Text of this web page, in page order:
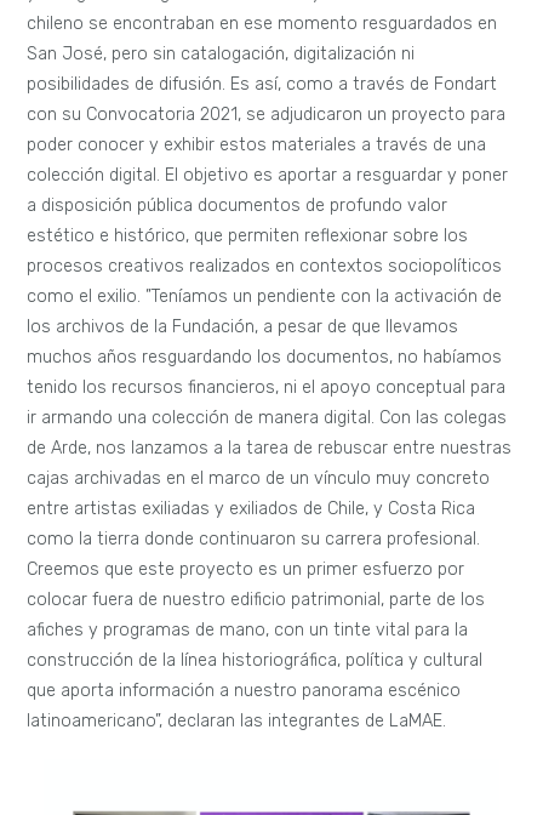
chileno se encontraban en ese momento resguardados en
San José, pero sin catalogación, digitalización ni
posibilidades de difusión. Es así, como a través de Fondart
con su Convocatoria 2021, se adjudicaron un proyecto para
poder conocer y exhibir estos materiales a través de una
colección digital. El objetivo es aportar a resguardar y poner
a disposición pública documentos de profundo valor
estético e histórico, que permiten reflexionar sobre los
procesos creativos realizados en contextos sociopolíticos
como el exilio. ”Teníamos un pendiente con la activación de
los archivos de la Fundación, a pesar de que llevamos
muchos años resguardando los documentos, no habíamos
tenido los recursos financieros, ni el apoyo conceptual para
ir armando una colección de manera digital. Con las colegas
de Arde, nos lanzamos a la tarea de rebuscar entre nuestras
cajas archivadas en el marco de un vínculo muy concreto
entre artistas exiliadas y exiliados de Chile, y Costa Rica
como la tierra donde continuaron su carrera profesional.
Creemos que este proyecto es un primer esfuerzo por
colocar fuera de nuestro edificio patrimonial, parte de los
afiches y programas de mano, con un tinte vital para la
construcción de la línea historiográfica, política y cultural
que aporta información a nuestro panorama escénico
latinoamericano”, declaran las integrantes de LaMAE.